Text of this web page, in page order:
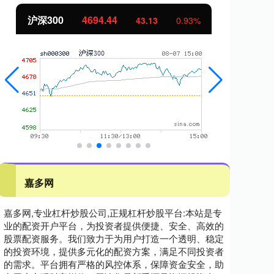
沪深300 4694.44 43.13 0.93%
嘉多网
嘉多网,专业杠杆炒股公司,正规杠杆炒股平台:本站是专
业的配资开户平台，为投资者提供便捷、安全、高效的
股票配资服务。我们致力于为用户打造一个透明、稳定
的投资环境，提供多元化的配资方案，满足不同投资者
的需求。平台拥有严格的风控体系，保障资金安全，助